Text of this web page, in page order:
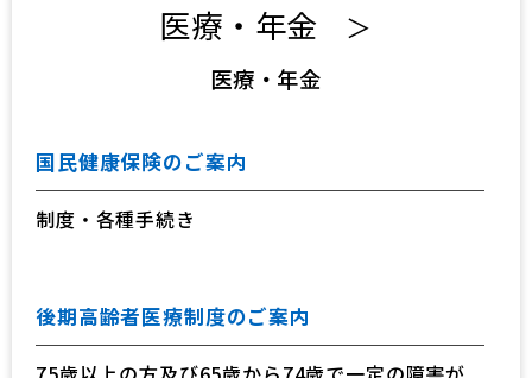
医療・年金 ＞
医療・年金
国民健康保険のご案内
制度・各種手続き
後期高齢者医療制度のご案内